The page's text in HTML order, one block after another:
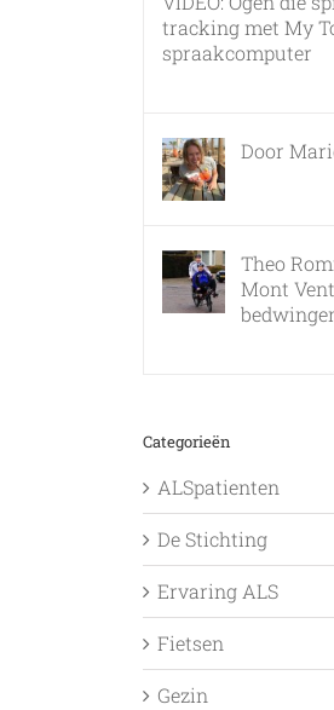
tracking met My
spraakcomputer
Door
Theo
Mont
Categorieën
ALSpatienten
De Stichting
Ervaring ALS
Fietsen
Gezin